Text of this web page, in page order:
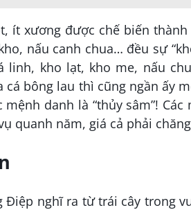
ít xương được chế biến
nấu canh chua… đều sự
linh, kho lạt, kho me, nấu
bông lau thì cũng ngần ấy
danh là “thủy sâm”!
quanh năm, giá cả phải
Điệp nghĩ ra từ trái cây trong